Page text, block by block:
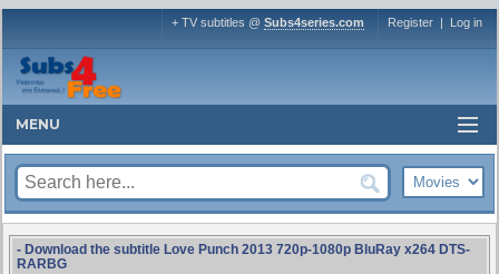
+ TV subtitles @ Subs4series.com Register | Log in
MENU
- Download the subtitle Love Punch 2013 720p-1080p BluRay x264 DTS-
RARBG